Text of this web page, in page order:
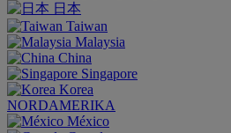
日本
Taiwan
Malaysia
China
Singapore
Korea
NORDAMERIKA
México